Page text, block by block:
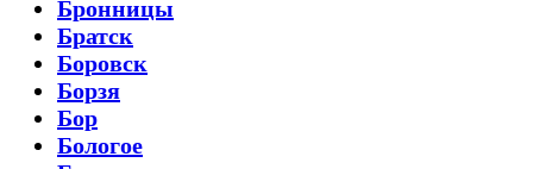
Бронницы
Братск
Боровск
Борзя
Бор
Бологое